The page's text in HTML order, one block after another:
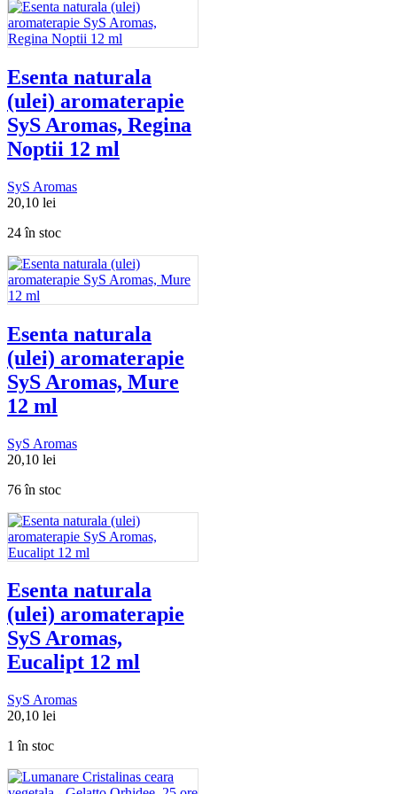
Esenta naturala
(ulei) aromaterapie
SyS Aromas, Regina
Noptii 12 ml
SyS Aromas
20,10 lei
24 în stoc
Esenta naturala
(ulei) aromaterapie
SyS Aromas, Mure
12 ml
SyS Aromas
20,10 lei
76 în stoc
Esenta naturala
(ulei) aromaterapie
SyS Aromas,
Eucalipt 12 ml
SyS Aromas
20,10 lei
1 în stoc